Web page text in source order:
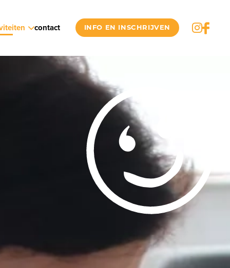
contact INFO EN INSCHRIJVEN